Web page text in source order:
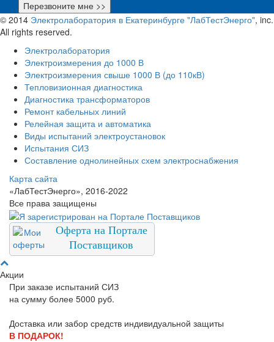
© 2014 Электролаборатория в Екатеринбурге "ЛабТестЭнерго", inc.
All rights reserved.
Электролаборатория
Электроизмерения до 1000 В
Электроизмерения свыше 1000 В (до 110кВ)
Тепловизионная диагностика
Диагностика трансформаторов
Ремонт кабельных линий
Релейная защита и автоматика
Виды испытаний электроустановок
Испытания СИЗ
Составление однолинейных схем электроснабжения
Карта сайта
«ЛабТестЭнерго», 2016-2022
Все права защищены
Оферта на Портале
Поставщиков
Акции
При заказе испытаний СИЗ
на сумму более 5000 руб.
Доставка или забор средств индивидуальной защиты
В ПОДАРОК!